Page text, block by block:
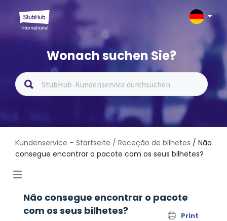
Wonach suchen Sie?
Kundenservice – Startseite / Receção de bilhetes / Não
consegue encontrar o pacote com os seus bilhetes?
Não consegue encontrar o pacote
com os seus bilhetes?
Print